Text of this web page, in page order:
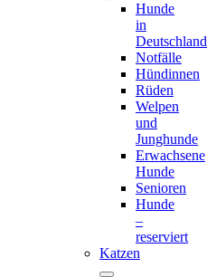
Hunde
in
Deutschland
Notfälle
Hündinnen
Rüden
Welpen
und
Junghunde
Erwachsene
Hunde
Senioren
Hunde
–
reserviert
Katzen